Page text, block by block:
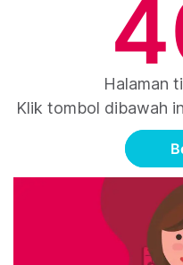
Halaman
Klik tombol dibawah